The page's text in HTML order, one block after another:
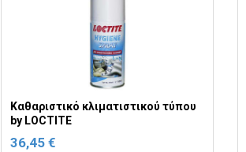
Καθαριστικό κλιματιστικού τύπου
by LOCTITE
36,45 €